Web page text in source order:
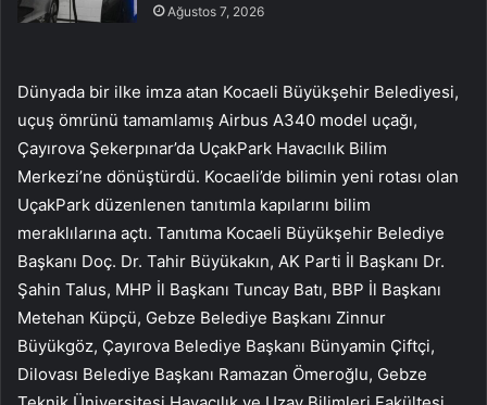
Ağustos 7, 2026
Dünyada bir ilke imza atan Kocaeli Büyükşehir Belediyesi,
uçuş ömrünü tamamlamış Airbus A340 model uçağı,
Çayırova Şekerpınar’da UçakPark Havacılık Bilim
Merkezi’ne dönüştürdü. Kocaeli’de bilimin yeni rotası olan
UçakPark düzenlenen tanıtımla kapılarını bilim
meraklılarına açtı. Tanıtıma Kocaeli Büyükşehir Belediye
Başkanı Doç. Dr. Tahir Büyükakın, AK Parti İl Başkanı Dr.
Şahin Talus, MHP İl Başkanı Tuncay Batı, BBP İl Başkanı
Metehan Küpçü, Gebze Belediye Başkanı Zinnur
Büyükgöz, Çayırova Belediye Başkanı Bünyamin Çiftçi,
Dilovası Belediye Başkanı Ramazan Ömeroğlu, Gebze